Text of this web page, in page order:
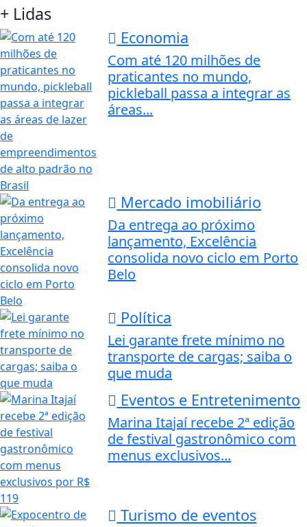
+ Lidas
Economia
Com até 120 milhões de
praticantes no mundo,
pickleball passa a integrar as
áreas...
Mercado imobiliário
Da entrega ao próximo
lançamento, Excelência
consolida novo ciclo em Porto
Belo
Política
Lei garante frete mínimo no
transporte de cargas; saiba o
que muda
Eventos e Entretenimento
Marina Itajaí recebe 2ª edição
de festival gastronômico com
menus exclusivos...
Turismo de eventos